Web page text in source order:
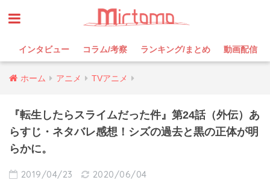
インタビュー コラム/考察 ランキング/まとめ 動画配信
ホーム アニメ TVアニメ
『転生したらスライムだった件』第24話（外伝）あ
らすじ・ネタバレ感想！シズの過去と黒の正体が明
らかに。
2019/04/23 2020/06/04